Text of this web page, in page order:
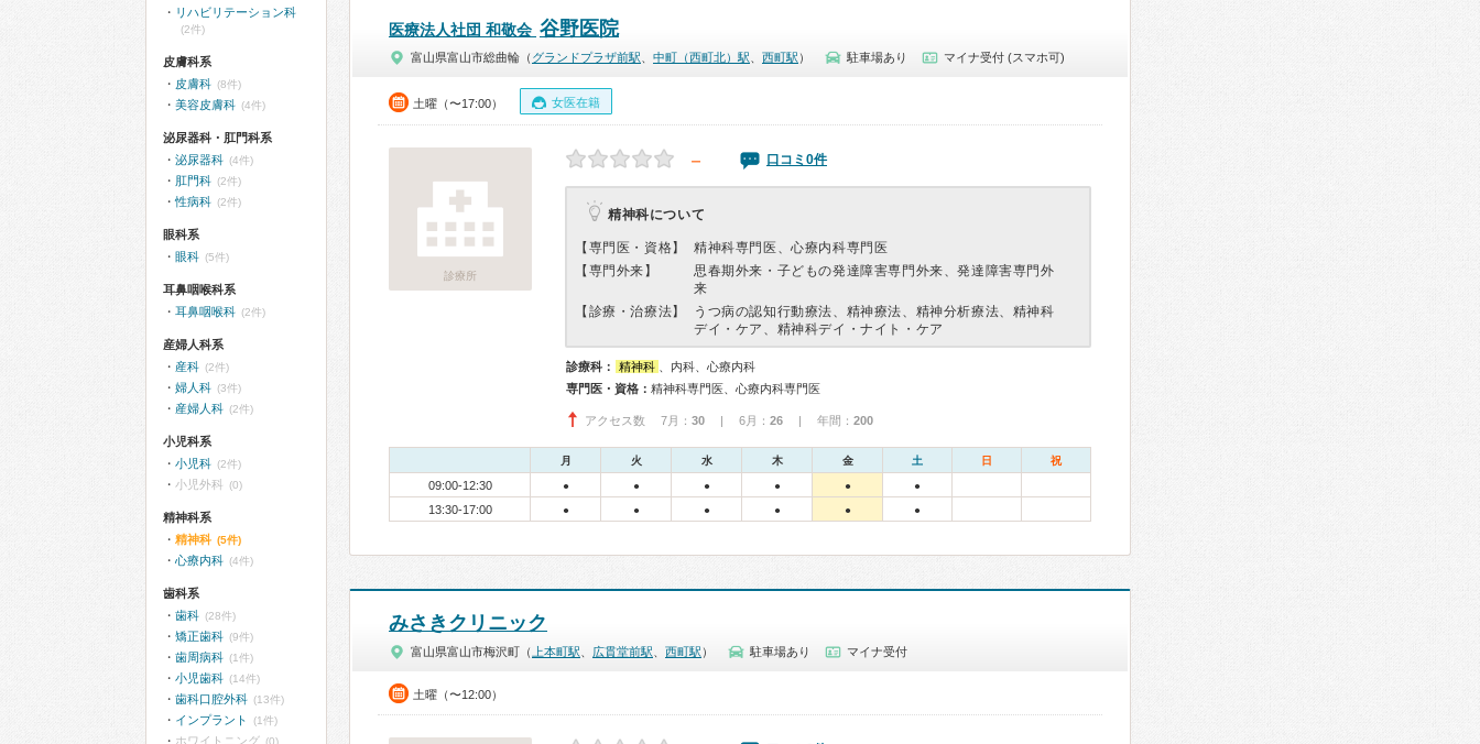
医療法人社団 和敬会 谷野医院
富山県富山市総曲輪（ グランドプラザ前駅 中町（西町北）駅 西町駅 ） 駐車場あり マイナ受付 (スマホ可)
土曜（〜17:00） 女医在籍
診療所
－ 口コミ0件
精神科について
【専門医・資格】
精神科専門医、心療内科専門医
【専門外来】
思春期外来・子どもの発達障害専門外来、発達障害専門外
来
【診療・治療法】
うつ病の認知行動療法、精神療法、精神分析療法、精神科
デイ・ケア、精神科デイ・ナイト・ケア
診療科： 精神科
、内科、心療内科
専門医・資格： 精神科専門医、心療内科専門医
アクセス数 7月： 30 | 6月： 26 | 年間： 200
月 火 水 木 金 土 日 祝
09:00-12:30 ● ● ● ● ● ●
13:30-17:00 ● ● ● ● ● ●
みさきクリニック
富山県富山市梅沢町（ 上本町駅 広貫堂前駅 西町駅 ） 駐車場あり マイナ受付
土曜（〜12:00）
リハビリテーション科
(2件)
皮膚科系
皮膚科 (8件)
美容皮膚科 (4件)
泌尿器科・肛門科系
泌尿器科 (4件)
肛門科 (2件)
性病科 (2件)
眼科系
眼科 (5件)
耳鼻咽喉科系
耳鼻咽喉科 (2件)
産婦人科系
産科 (2件)
婦人科 (3件)
産婦人科 (2件)
小児科系
小児科 (2件)
小児外科 (0)
精神科系
精神科 (5件)
心療内科 (4件)
歯科系
歯科 (28件)
矯正歯科 (9件)
歯周病科 (1件)
小児歯科 (14件)
歯科口腔外科 (13件)
インプラント (1件)
ホワイトニング (0)